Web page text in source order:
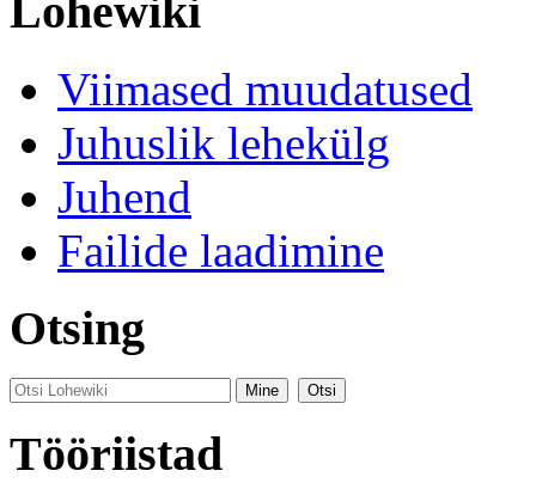
Lohewiki
Viimased muudatused
Juhuslik lehekülg
Juhend
Failide laadimine
Otsing
Tööriistad